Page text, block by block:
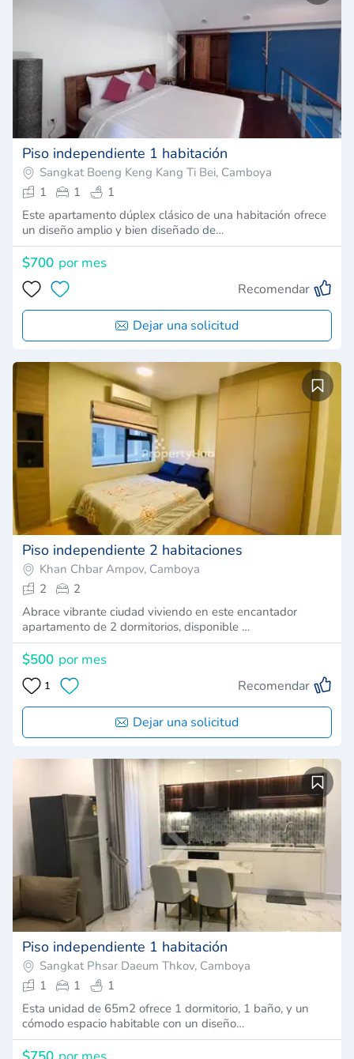
Piso independiente 1 habitación
Sangkat Boeng Keng Kang Ti Bei, Camboya
1
1
1
Este apartamento dúplex clásico de una habitación ofrece
un diseño amplio y bien diseñado de…
$700 por mes
Recomendar
Dejar una solicitud
Piso independiente 2 habitaciones
Khan Chbar Ampov, Camboya
2
2
Abrace vibrante ciudad viviendo en este encantador
apartamento de 2 dormitorios, disponible …
$500 por mes
1 Recomendar
Dejar una solicitud
Piso independiente 1 habitación
Sangkat Phsar Daeum Thkov, Camboya
1
1
1
Esta unidad de 65m2 ofrece 1 dormitorio, 1 baño, y un
cómodo espacio habitable con un diseño…